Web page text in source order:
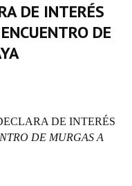
DE INTERÉS
DE
DE INTERÉS
DE MURGAS A